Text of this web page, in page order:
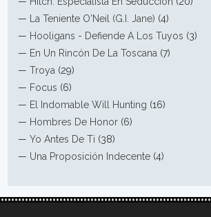
—
La Teniente O'Neil (G.I. Jane) (4)
— Hooligans - Defiende A Los Tuyos (3)
— En Un Rincón De La Toscana (7)
—Troya (29)
— Focus (6)
— El Indomable Will Hunting (16)
— Hombres De Honor (6)
—Yo Antes De Ti (38)
— Una Proposición Indecente (4)